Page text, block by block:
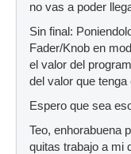
no vas a poder
Sin final:
Fader/Knob en
el valor del
del valor que tenga
Espero que sea
Teo, enhorabuena
quitas trabajo a mi